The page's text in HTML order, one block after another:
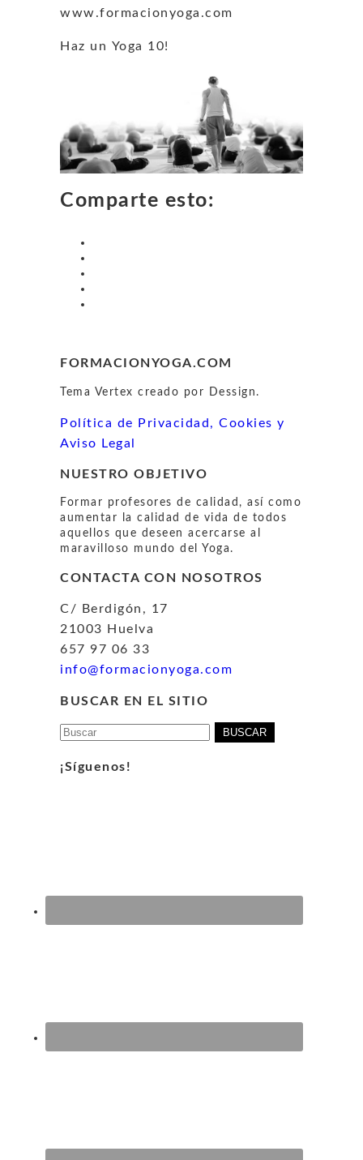
www.formacionyoga.com
Haz un Yoga 10!
Comparte esto:
FORMACIONYOGA.COM
Tema Vertex creado por Dessign.
Política de Privacidad, Cookies y
Aviso Legal
NUESTRO OBJETIVO
Formar profesores de calidad, así como
aumentar la calidad de vida de todos
aquellos que deseen acercarse al
maravilloso mundo del Yoga.
CONTACTA CON NOSOTROS
C/ Berdigón, 17
21003 Huelva
657 97 06 33
info@formacionyoga.com
BUSCAR EN EL SITIO
Buscar:
¡Síguenos!